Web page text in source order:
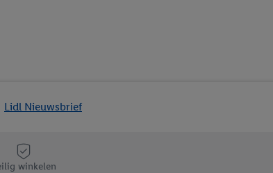
Lidl Nieuwsbrief
winkelen